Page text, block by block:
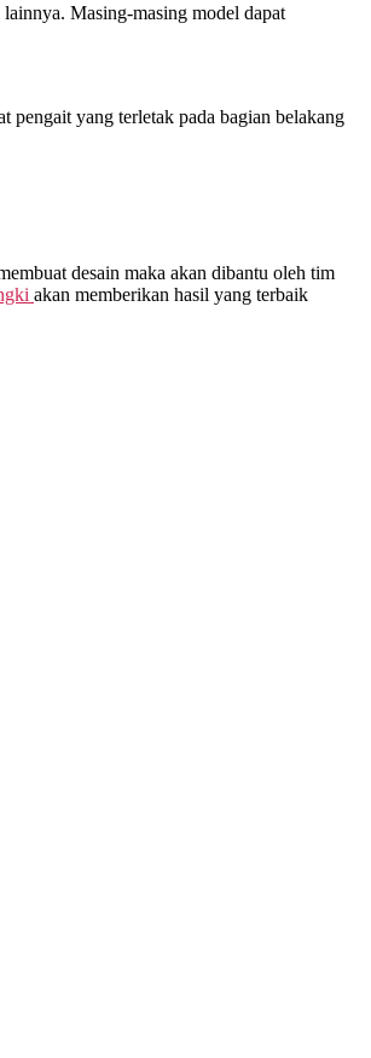
Masing-masing model dapat
pengait yang terletak pada bagian belakang
desain maka akan dibantu oleh tim
akan memberikan hasil yang terbaik